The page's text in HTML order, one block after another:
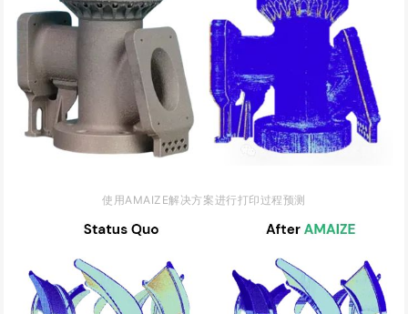
使用AMAIZE解决方案进行打印过程预测